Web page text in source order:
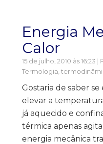
Energia
Calor
15 de julho, 2010 às 16:23
Termologia,
Gostaria de saber
elevar a
já aquecido e
térmica apenas
energia mecânica